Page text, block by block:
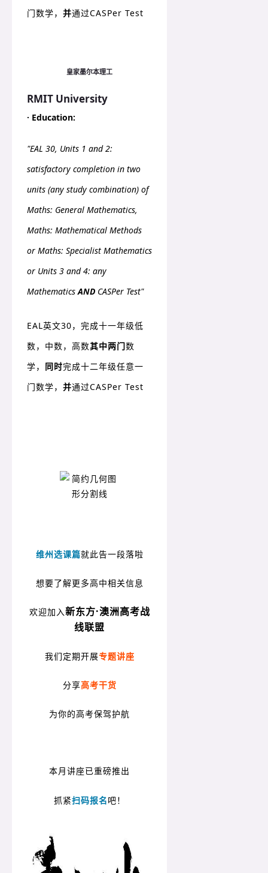
门数学， 并通过CASPer Test
皇家墨尔本理工
RMIT University
· Education:
"EAL 30, Units 1 and 2:
satisfactory completion in two
units (any study combination) of
Maths: General Mathematics,
Maths: Mathematical Methods
or Maths: Specialist Mathematics
or Units 3 and 4: any
MathematicsAND CASPer Test"
EAL英文30，完成十一年级低
数，中数，高数其中两门数
学， 同时完成十二年级任意一
门数学， 并通过CASPer Test
维州选课篇就此告一段落啦
想要了解更多高中相关信息
欢迎加入新东方·澳洲高考战
线联盟
我们定期开展专题讲座
分享高考干货
为你的高考保驾护航
本月讲座已重磅推出
抓紧扫码报名吧！